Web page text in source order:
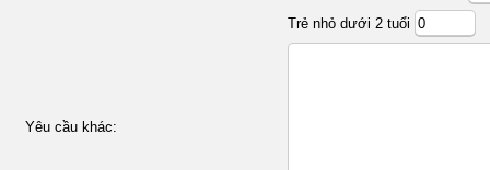
Trẻ nhỏ dưới 2 tuổi
Yêu cầu khác: